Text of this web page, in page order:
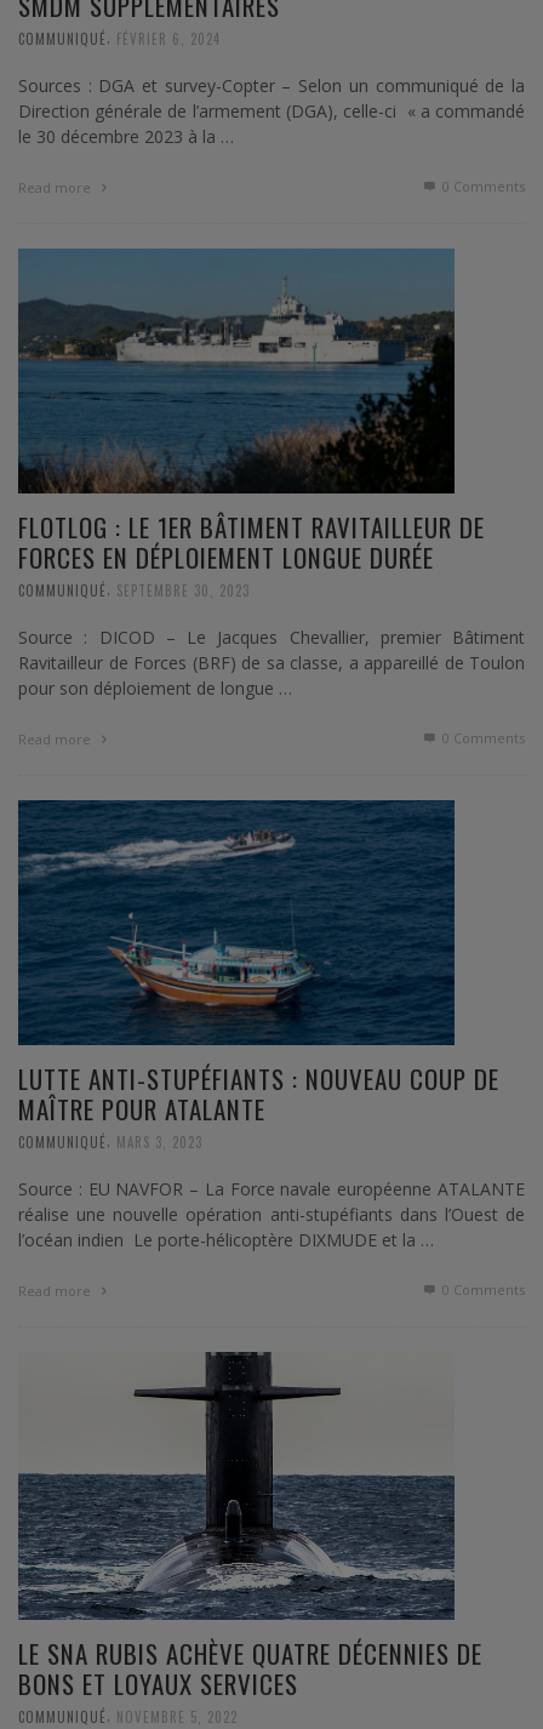
COMMUNIQUÉ FÉVRIER 6, 2024
Sources : DGA et survey-Copter – Selon un communiqué de la
Direction générale de l’armement (DGA), celle-ci « a commandé
le 30 décembre 2023 à la …
Read more 0 Comments
FLOTLOG : LE 1ER BÂTIMENT RAVITAILLEUR DE
FORCES EN DÉPLOIEMENT LONGUE DURÉE
COMMUNIQUÉ SEPTEMBRE 30, 2023
Source : DICOD – Le Jacques Chevallier, premier Bâtiment
Ravitailleur de Forces (BRF) de sa classe, a appareillé de Toulon
pour son déploiement de longue …
Read more 0 Comments
LUTTE ANTI-STUPÉFIANTS : NOUVEAU COUP DE
MAÎTRE POUR ATALANTE
COMMUNIQUÉ MARS 3, 2023
Source : EU NAVFOR – La Force navale européenne ATALANTE
réalise une nouvelle opération anti-stupéfiants dans l’Ouest de
l’océan indien Le porte-hélicoptère DIXMUDE et la …
Read more 0 Comments
LE SNA RUBIS ACHÈVE QUATRE DÉCENNIES DE
BONS ET LOYAUX SERVICES
COMMUNIQUÉ, NOVEMBRE 5, 2022